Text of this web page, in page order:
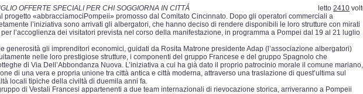
OFFERTE SPECIALI PER CHI SOGGIORNA IN CITTÁ letto 2410
progetto «abbracciamociPompeii» promosso dal Comitato Cincinnato. Dopo gli operatori commerciali a
l’iniziativa sono arrivati gli albergatori, che hanno deciso di rendere disponibili le loro strutture con mirati
l’accoglienza dei visitatori prevista nel corso della manifestazione, in programma a Pompei dal 19 al 21 luglio
generosità gli imprenditori economici, guidati da Rosita Matrone presidente Adap (l’associazione albergatori)
nelle loro prestigiose strutture, i componenti del gruppo Francese e del gruppo Spagnolo che
di Via Dell’Abbondanza Nuova. L’iniziativa a cui ha già dato il proprio patrocinio morale il comune mariano,
di una vera e propria unione tra città antica e città moderna, attraverso una traslazione di quest’ultima sul
locali tipiche della civiltà di duemila anni fa.
di Vestali Francesi appartenenti a due team internazionali di rievocazione storica, arriveranno a Pompeii